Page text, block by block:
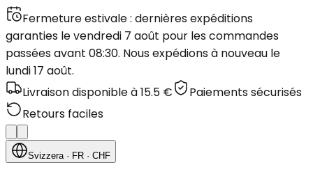
Fermeture estivale : dernières expéditions
garanties le vendredi 7 août pour les commandes
passées avant 08:30. Nous expédions à nouveau le
lundi 17 août.
Livraison disponible à 15.5 €
Paiements sécurisés
Retours faciles
Svizzera· FR · CHF